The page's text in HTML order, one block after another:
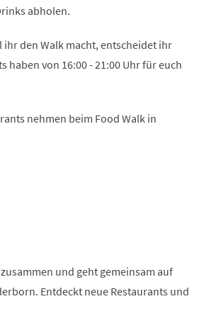
abholen.
ihr den Walk macht, entscheidet ihr
haben von 16:00 - 21:00 Uhr für euch
nehmen beim Food Walk in
und geht gemeinsam auf
Entdeckt neue Restaurants und